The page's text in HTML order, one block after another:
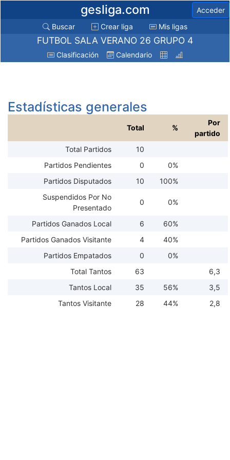
gesliga.com
Acceder
Buscar
Crear liga Mis ligas
FUTBOL SALA VERANO 26 GRUPO 4
Clasificación Calendario
Estadísticas generales
Total %
Por
partido
Total Partidos
10
Partidos Pendientes
0
0%
Partidos Disputados
10
100%
Suspendidos Por No
Presentado
0 0%
Partidos Ganados Local 6
60%
Partidos Ganados Visitante
4
40%
Partidos Empatados
0
0%
Total Tantos
63
6,3
Tantos Local
35 56%
3,5
Tantos Visitante
28 44% 2,8